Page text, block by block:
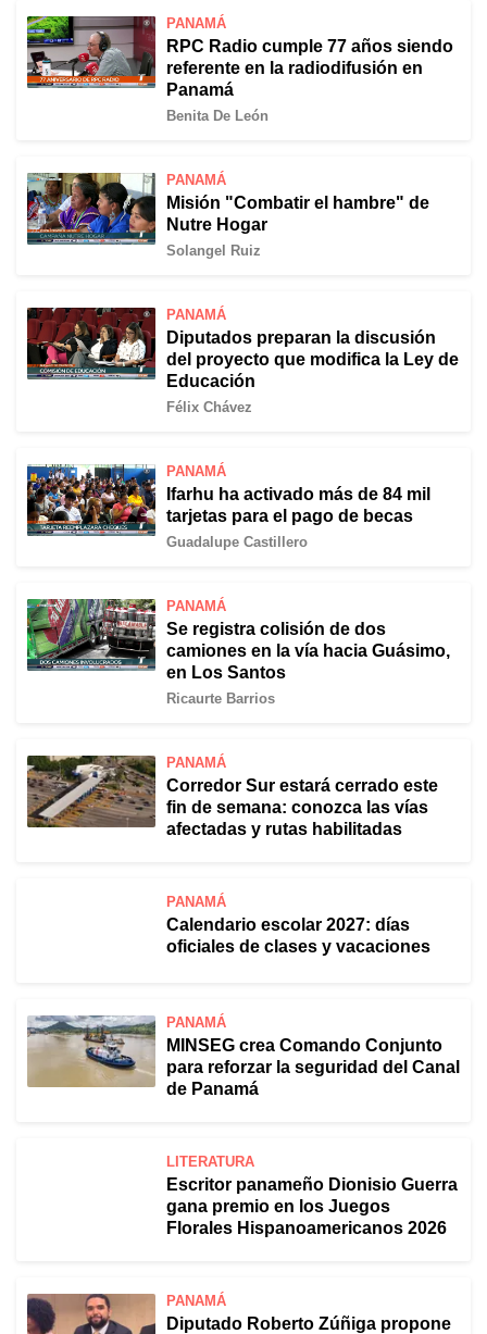
PANAMÁ
RPC Radio cumple 77 años siendo
referente en la radiodifusión en
Panamá
Benita De León
PANAMÁ
Misión "Combatir el hambre" de
Nutre Hogar
Solangel Ruiz
PANAMÁ
Diputados preparan la discusión
del proyecto que modifica la Ley de
Educación
Félix Chávez
PANAMÁ
Ifarhu ha activado más de 84 mil
tarjetas para el pago de becas
Guadalupe Castillero
PANAMÁ
Se registra colisión de dos
camiones en la vía hacia Guásimo,
en Los Santos
Ricaurte Barrios
PANAMÁ
Corredor Sur estará cerrado este
fin de semana: conozca las vías
afectadas y rutas habilitadas
PANAMÁ
Calendario escolar 2027: días
oficiales de clases y vacaciones
PANAMÁ
MINSEG crea Comando Conjunto
para reforzar la seguridad del Canal
de Panamá
LITERATURA
Escritor panameño Dionisio Guerra
gana premio en los Juegos
Florales Hispanoamericanos 2026
PANAMÁ
Diputado Roberto Zúñiga propone